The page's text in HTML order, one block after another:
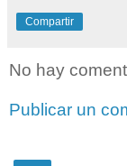
Compartir
No hay
Publicar un